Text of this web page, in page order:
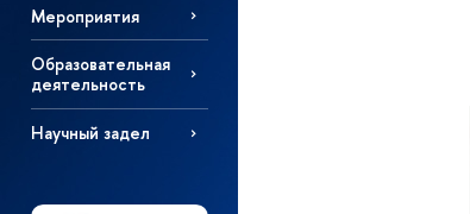
Мероприятия
Образовательная
деятельность
Научный задел